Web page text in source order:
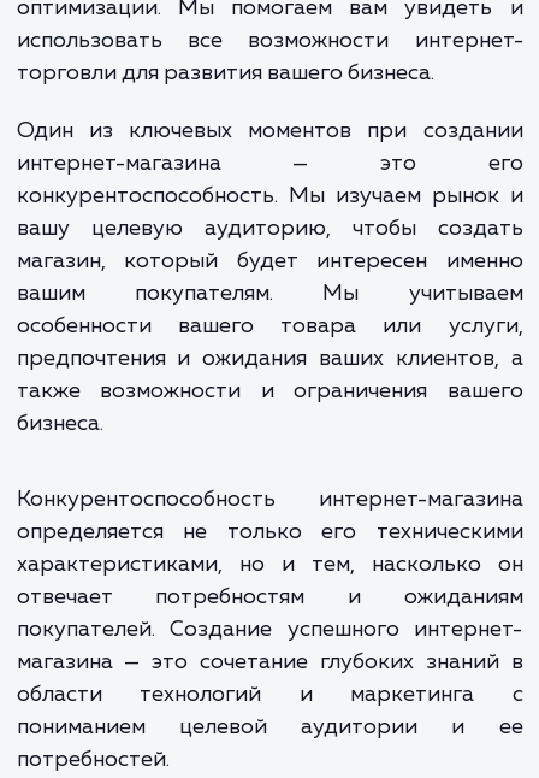
Результат нашей работы — это
инструмент для интернет-торговли,
помогает вам достичь ваших бизнес-
Увеличение продаж, привлечение
клиентов, повышение узнаваемости
все это становится возможным с
качественного интернет-магазина.
Наши услуги включают не только
разработку сайта, но и
поддержку по его
оптимизации. Мы помогаем вам
Один из ключевых моментов при
интернет-магазина — это
конкурентоспособность. Мы изучаем
вашу целевую аудиторию, чтобы
магазин, который будет интересен
вашим покупателям. Мы
особенности вашего товара или